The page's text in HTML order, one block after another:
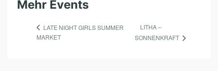
Mehr Events
LATE NIGHT GIRLS SUMMER
MARKET
LITHA –
SONNENKRAFT